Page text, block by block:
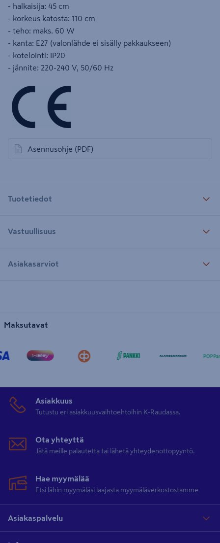
- halkaisija: 45 cm
- korkeus katosta: 110 cm
- teho: maks. 60 W
- kanta: E27 (valonlähde ei sisälly pakkaukseen)
- kotelointi: IP20
- jännite: 220-240 V, 50/60 Hz
Asennusohje (PDF)
avautuu uuteen välilehteen
Tuotetiedot
Vastuullisuus
Asiakasarviot
Maksutavat
Asiakkuus
Tutustu eri asiakkuusvaihtoehtoihin K-Raudassa.
Ota yhteyttä
Jätä meille palautetta tai lähetä yhteydenottopyyntö.
Hae myymälää
Etsi lähin myymäläsi laajasta myymäläverkostostamme
Asiakaspalvelu